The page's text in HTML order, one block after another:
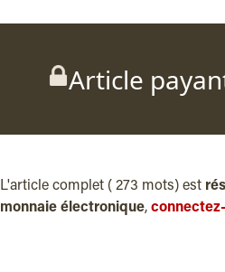
Article
L'article complet ( 273 mots) est
monnaie électronique,